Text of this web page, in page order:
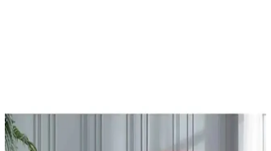
Adel Sakura ve NaSaDAN Pati Silgi'nin özelliklerini, kullanıcı
yorumlarını ve karşılaştırmalarını detaylı inceleyerek, ihtiyaçlarınıza